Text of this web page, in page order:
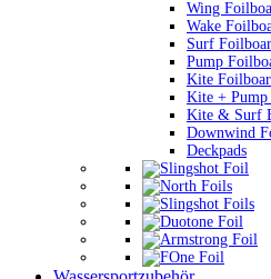
Wing
Wake
Surf
Pump
Kite
Kite + Pump
Kite & Surf
Downwind
Deckpads